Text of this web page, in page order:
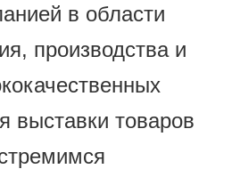
в области
производства и
выставки товаров